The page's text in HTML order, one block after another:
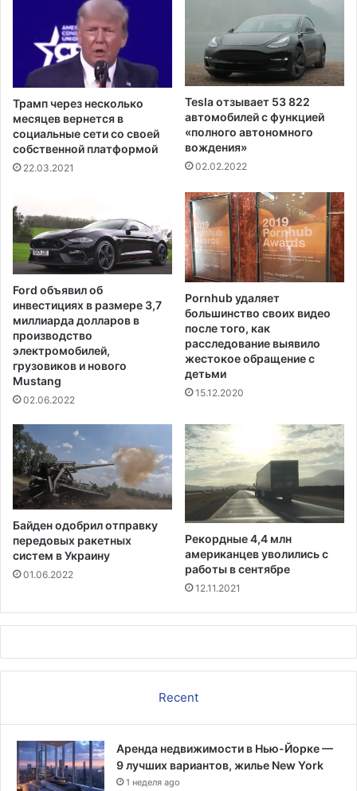
о
й
к
а
а
н
и
и
а
г
а
в
н
ы
к
о
м
м
у
н
и
к
а
ц
о
и
в
Б
а
э
к
и
п
в
о
е
н
о
г
о
к
о
р
а
л
я
В
М
С
Ш
Трамп через несколько
месяцев вернется в
социальные сети со своей
собственной платформой
22.03.2021
Tesla отзывает 53 822
автомобилей с функцией
«полного автономного
вождения»
02.02.2022
Ford объявил об
инвестициях в размере 3,7
миллиарда долларов в
производство
электромобилей,
грузовиков и нового
Mustang
02.06.2022
Pornhub удаляет
большинство своих видео
после того, как
расследование выявило
жестокое обращение с
детьми
15.12.2020
Байден одобрил отправку
передовых ракетных
систем в Украину
01.06.2022
Рекордные 4,4 млн
американцев уволились с
работы в сентябре
12.11.2021
Recent
Аренда недвижимости в Нью-Йорке —
9 лучших вариантов, жилье New York
1 неделя ago